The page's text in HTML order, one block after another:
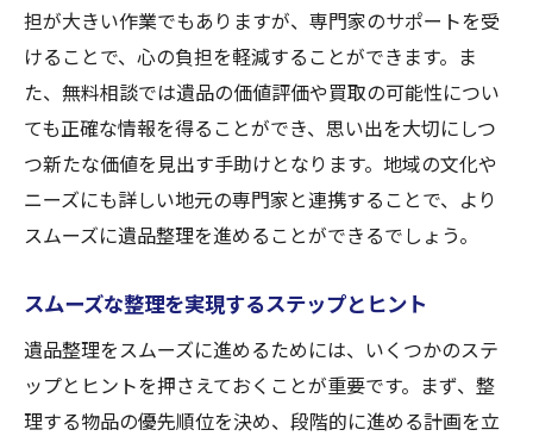
担が大きい作業でもありますが、専門家のサポートを受
けることで、心の負担を軽減することができます。ま
た、無料相談では遺品の価値評価や買取の可能性につい
ても正確な情報を得ることができ、思い出を大切にしつ
つ新たな価値を見出す手助けとなります。地域の文化や
ニーズにも詳しい地元の専門家と連携することで、より
スムーズに遺品整理を進めることができるでしょう。
スムーズな整理を実現するステップとヒント
遺品整理をスムーズに進めるためには、いくつかのステ
ップとヒントを押さえておくことが重要です。まず、整
理する物品の優先順位を決め、段階的に進める計画を立